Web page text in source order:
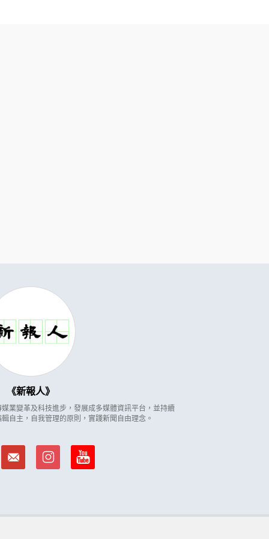
新報人
業變革及科技進步，發展成多媒體資訊平台，並持續
自主，自我管理的原則，實踐新聞自由理念。